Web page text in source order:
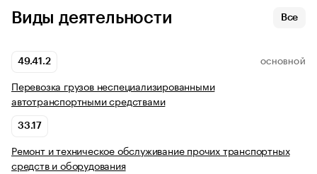
Виды деятельности Все
49.41.2 ОСНОВНОЙ
Перевозка грузов неспециализированными
автотранспортными средствами
33.17
Ремонт и техническое обслуживание прочих транспортных
средств и оборудования